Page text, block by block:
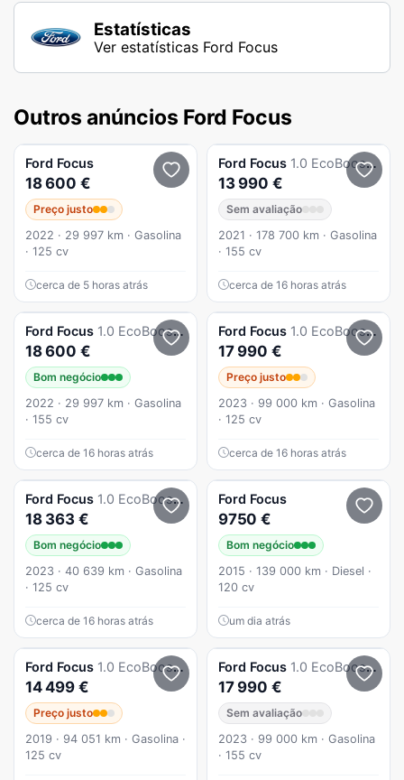
Estatísticas
Ver estatísticas Ford Focus
Outros anúncios Ford Focus
Ford Focus
18 600 €
Preço justo
2022 · 29 997 km · Gasolina
· 125 cv
cerca de 5 horas atrás
Ford Focus 1.0 EcoBoost MHEV ST-Line
13 990 €
Sem avaliação
2021 · 178 700 km · Gasolina
· 155 cv
cerca de 16 horas atrás
Ford Focus 1.0 EcoBoost MHEV ST-Line
18 600 €
Bom negócio
2022 · 29 997 km · Gasolina
· 155 cv
cerca de 16 horas atrás
Ford Focus 1.0 EcoBoost MHEV ST-Line
17 990 €
Preço justo
2023 · 99 000 km · Gasolina
· 125 cv
cerca de 16 horas atrás
Ford Focus 1.0 EcoBoost MHEV ST-Line
18 363 €
Bom negócio
2023 · 40 639 km · Gasolina
· 125 cv
cerca de 16 horas atrás
Ford Focus
9750 €
Bom negócio
2015 · 139 000 km · Diesel ·
120 cv
um dia atrás
Ford Focus 1.0 EcoBoost Active
14 499 €
Preço justo
2019 · 94 051 km · Gasolina ·
125 cv
Ford Focus 1.0 EcoBoost MHEV ST-Line
17 990 €
Sem avaliação
2023 · 99 000 km · Gasolina
· 155 cv